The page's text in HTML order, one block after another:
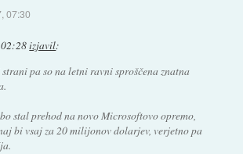
07:30
02:28izjavil:
pa so na letni ravni sproščena znatna
stal prehod na novo Microsoftovo opremo,
bi vsaj za 20 milijonov dolarjev, verjetno pa